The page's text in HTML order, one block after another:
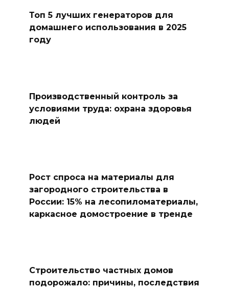
Топ 5 лучших генераторов для
домашнего использования в 2025
году
Производственный контроль за
условиями труда: охрана здоровья
людей
Рост спроса на материалы для
загородного строительства в
России: 15% на лесопиломатериалы,
каркасное домостроение в тренде
Строительство частных домов
подорожало: причины, последствия